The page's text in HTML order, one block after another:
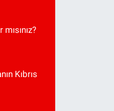
Kıbrıs